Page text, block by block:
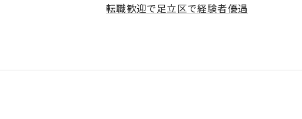
転職歓迎で足立区で経験者優遇